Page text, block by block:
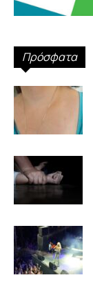
Πρόσφατα